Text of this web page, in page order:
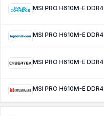
MSI PRO H610M-E DDR4
MSI PRO H610M-E DDR4
MSI PRO H610M-E DDR4